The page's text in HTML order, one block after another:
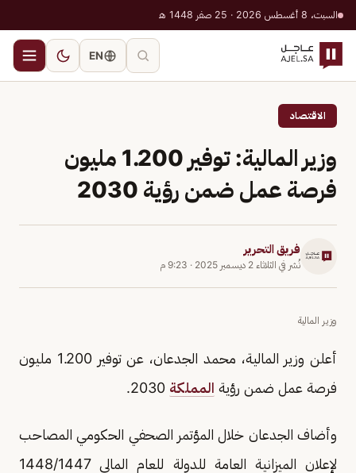
السبت، 8 أغسطس 2026 · 25 صفر 1448 هـ
EN
الاقتصاد
وزير المالية: توفير 1.200 مليون
فرصة عمل ضمن رؤية 2030
فريق التحرير
نُشر في الثلاثاء 2 ديسمبر 2025 · 9:23 م
وزير المالية
أعلن وزير المالية، محمد الجدعان، عن توفير 1.200 مليون
فرصة عمل ضمن رؤية المملكة
وأضاف الجدعان خلال المؤتمر الصحفي الحكومي المصاحب
لإعلان الميزانية العامة للدولة للعام المالي 1448/1447